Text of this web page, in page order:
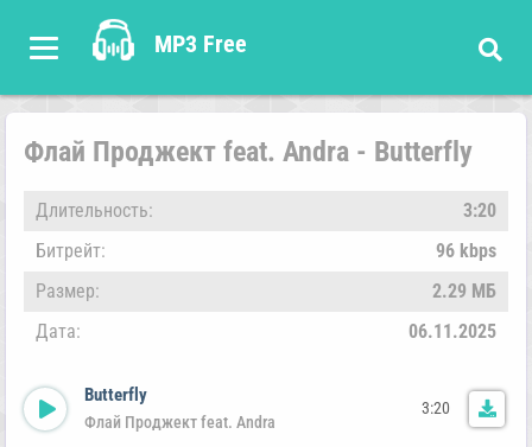
MP3 Free
Флай Проджект feat. Andra - Butterfly
Длительность:
3:20
Битрейт:
96 kbps
Размер:
2.29 МБ
Дата:
06.11.2025
Butterfly
Флай Проджект feat. Andra
3:20